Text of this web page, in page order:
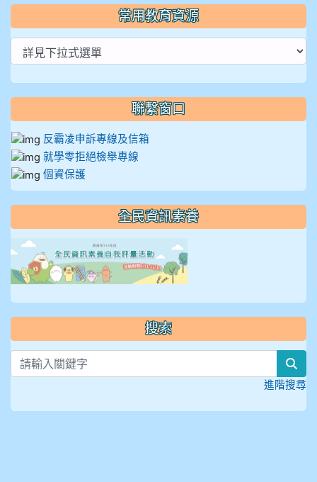
常用教育資源
聯繫窗口
反霸凌申訴專線及信箱
就學零拒絕檢舉專線
個資保護
全民資訊素養
搜索
進階搜尋